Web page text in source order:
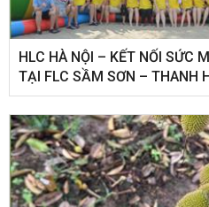
HLC HÀ NỘI – KẾT NỐI SỨC
TẠI FLC SẦM SƠN – THANH